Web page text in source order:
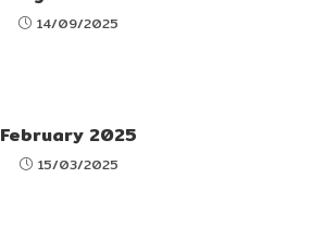
14/09/2025
February 2025
15/03/2025